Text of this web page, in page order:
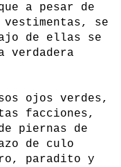
a pesar de
se
de ellas se
verdadera
ojos verdes,
facciones,
piernas de
de culo
paradito y